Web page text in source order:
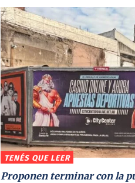
TENÉS QUE LEER
Proponen terminar con la